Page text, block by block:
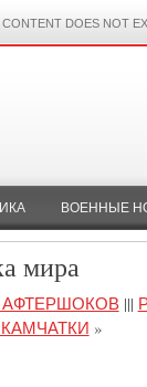
DOES NOT
ВОЕННЫЕ
мира
АФТЕРШОКОВ|||
»